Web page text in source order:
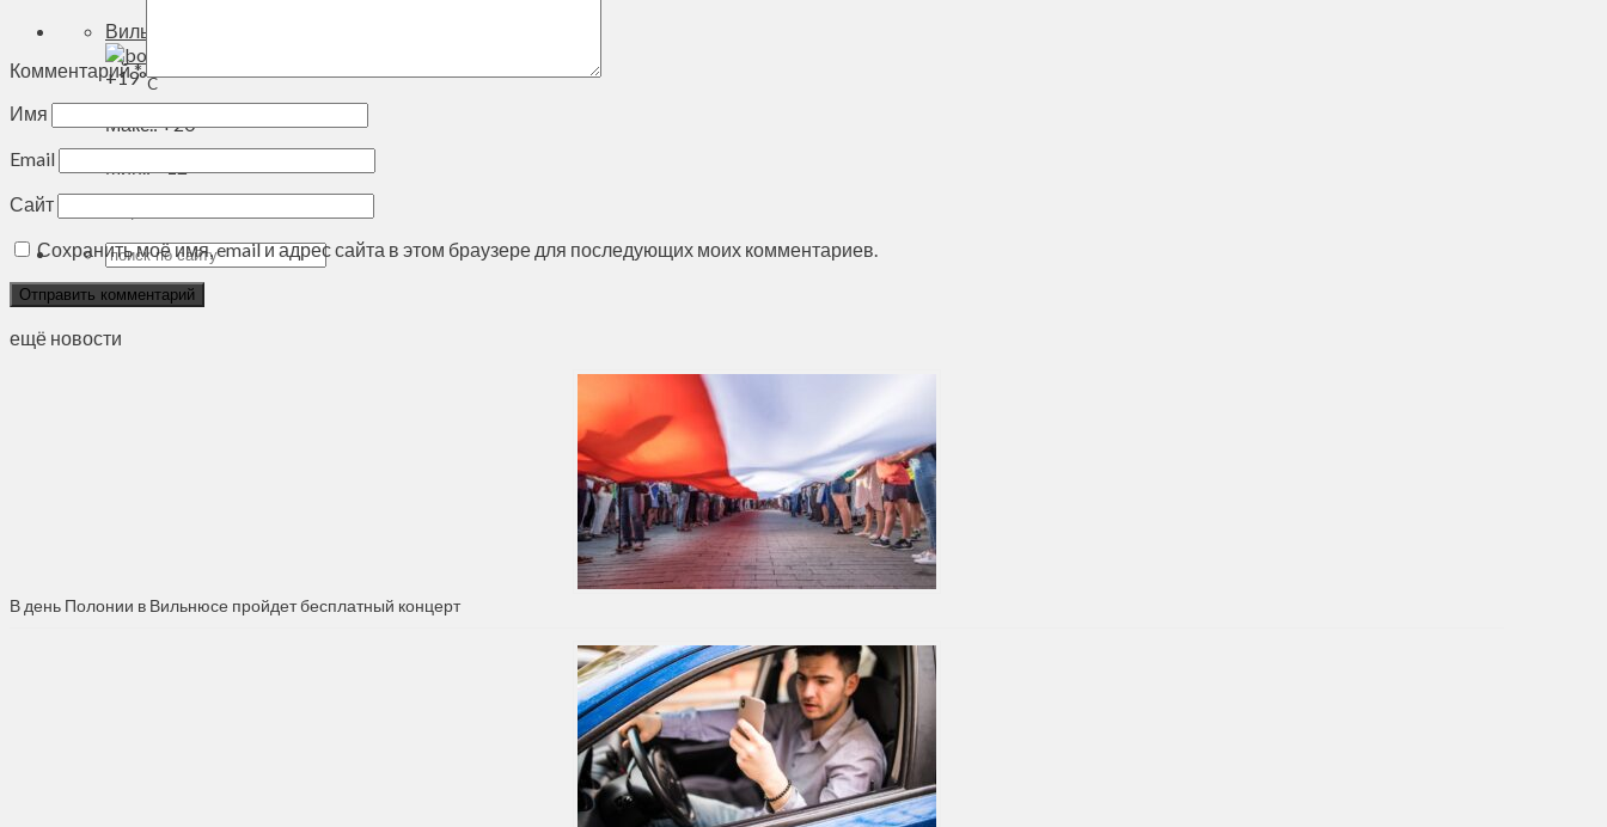
Вильнюс
+19°C
Макс.:+20°
Мин.:+12°
Комментарий*
Имя
Email
Сайт
Сохранить моё имя, email и адрес сайта в этом браузере для последующих моих комментариев.
ещё новости
В день Полонии в Вильнюсе пройдет бесплатный концерт